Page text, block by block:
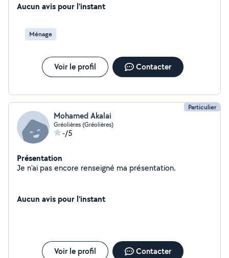
joie de vivre , entreprenante dans mon travail .roquefort
. Merci et peut être à bientôt .
Aucun avis pour l'instant
Ménage
Voir le profil Contacter
Particulier
Mohamed Akalai
Gréolières (Gréolières)
-/5
Présentation
Je n'ai pas encore renseigné ma présentation.
Aucun avis pour l'instant
Voir le profil Contacter